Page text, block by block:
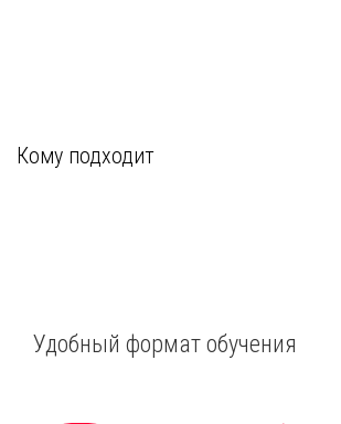
Кому подходит
Удобный формат обучения